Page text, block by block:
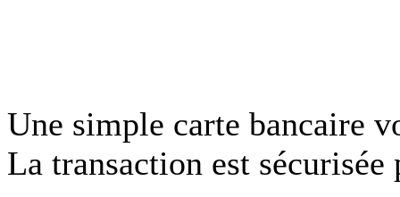
Une simple carte bancaire
La transaction est